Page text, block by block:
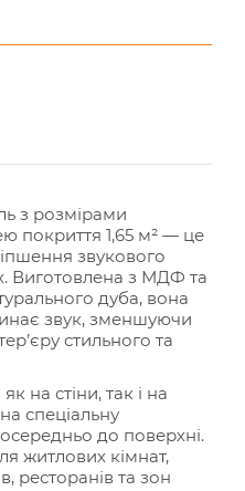
з розмірами
покриття 1,65 м² — це
звукового
Виготовлена з МДФ та
дуба, вона
звук, зменшуючи
стильного та
на стіни, так і на
спеціальну
до поверхні.
житлових кімнат,
ресторанів та зон